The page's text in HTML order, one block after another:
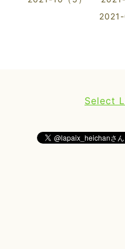
2021-
Select